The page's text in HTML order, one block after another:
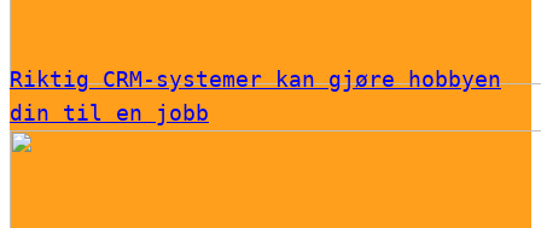
Riktig CRM-systemer kan gjøre hobbyen
din til en jobb